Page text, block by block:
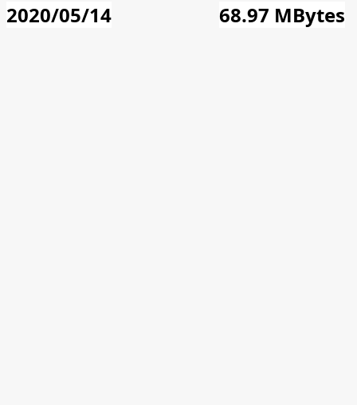
2020/05/14 68.97 MBytes